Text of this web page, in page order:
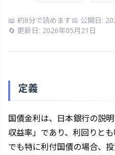
📖 約8分で読めます📅 公開日:
🔄 更新日: 2026年05月21日
定義
国債金利は、日本銀行の説
収益率」であり、利回りと
でも特に利付国債の場合、